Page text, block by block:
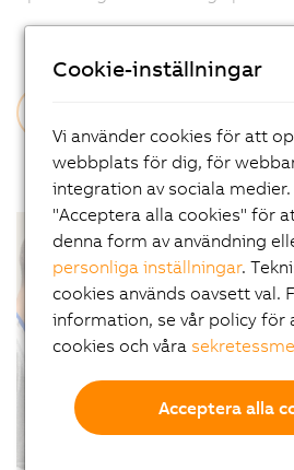
Cookie-inställningar
Vi använder cookies för att
webbplats för dig, för
integration av sociala medier.
"Acceptera alla cookies" för
denna form av användning
personliga inställningar.
cookies används oavsett val.
information, se vår policy för
cookies och våra
Acceptera alla